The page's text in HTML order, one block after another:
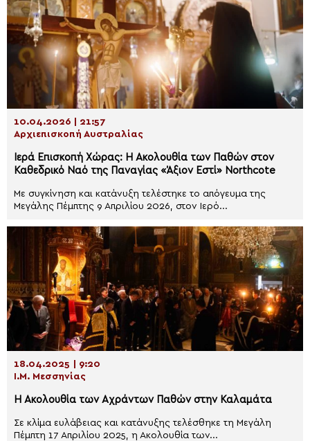
10.04.2026 | 21:57
Αρχιεπισκοπή Αυστραλίας
Ιερά Επισκοπή Χώρας: Η Ακολουθία των Παθών στον
Καθεδρικό Ναό της Παναγίας «Άξιον Εστί» Northcote
Με συγκίνηση και κατάνυξη τελέστηκε το απόγευμα της
Μεγάλης Πέμπτης 9 Απριλίου 2026, στον Ιερό...
18.04.2025 | 9:20
Ι.Μ. Μεσσηνίας
Η Ακολουθία των Αχράντων Παθών στην Καλαμάτα
Σε κλίμα ευλάβειας και κατάνυξης τελέσθηκε τη Μεγάλη
Πέμπτη 17 Απριλίου 2025, η Ακολουθία των...